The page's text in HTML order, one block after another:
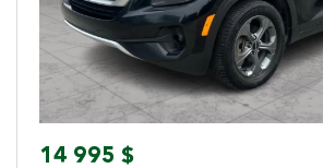
14 995 $